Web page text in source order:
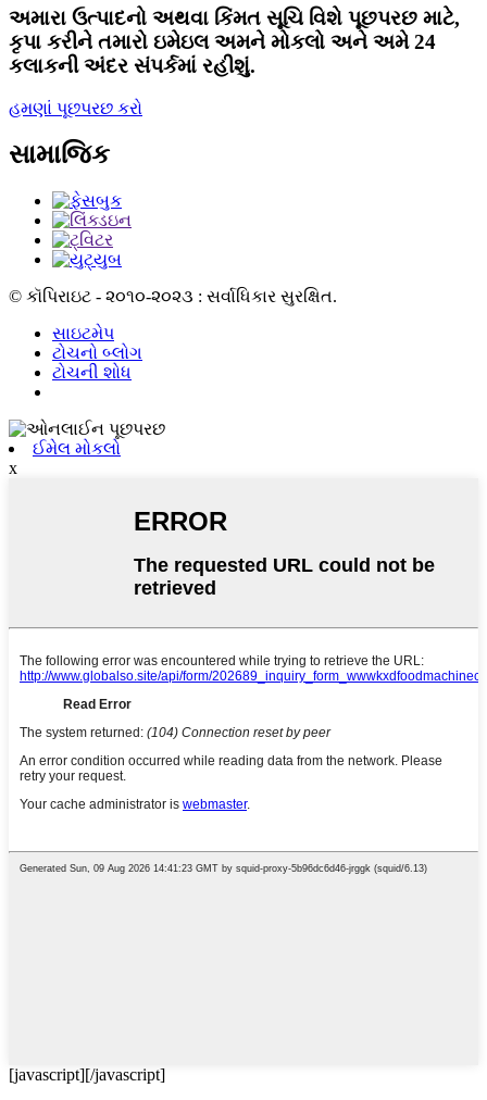
અમારા ઉત્પાદનો અથવા કિંમત સૂચિ વિશે પૂછપરછ માટે,
કૃપા કરીને તમારો ઇમેઇલ અમને મોકલો અને અમે 24
કલાકની અંદર સંપર્કમાં રહીશું.
હમણાં પૂછપરછ કરો
સામાજિક
© કૉપિરાઇટ - ૨૦૧૦-૨૦૨૩ : સર્વાધિકાર સુરક્ષિત.
સાઇટમેપ
ટોચનો બ્લોગ
ટોચની શોધ
ઈમેલ મોકલો
x
[javascript][/javascript]